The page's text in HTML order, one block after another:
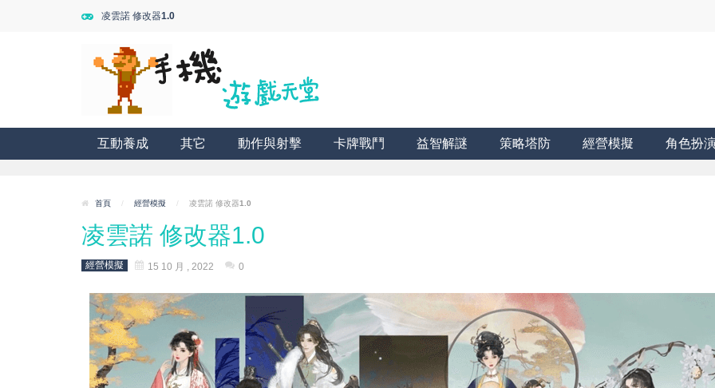
凌雲諾 修改器1.0
互動養成 其它 動作與射擊 卡牌戰鬥 益智解謎 策略塔防 經營模擬 角色扮
首頁 / 經營模擬 / 凌雲諾 修改器1.0
凌雲諾 修改器1.0
經營模擬 15 10 月 , 2022 0